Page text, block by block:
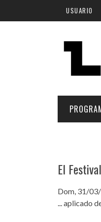
Pasar al contenido principal
USUARIO
El
Dom, 31/
... aplicado